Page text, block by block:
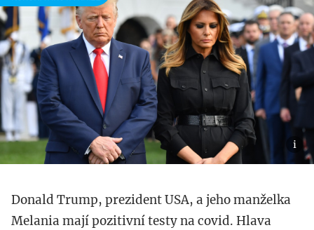
Donald Trump, prezident USA, a jeho manželka
Melania mají pozitivní testy na covid. Hlava